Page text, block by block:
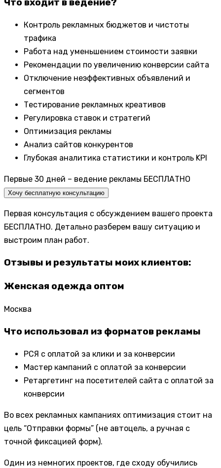
Контроль рекламных бюджетов и чистоты
трафика
Работа над уменьшением стоимости заявки
Рекомендации по увеличению конверсии сайта
Отключение неэффективных объявлений и
сегментов
Тестирование рекламных креативов
Регулировка ставок и стратегий
Оптимизация рекламы
Анализ сайтов конкурентов
Глубокая аналитика статистики и контроль KPI
Первые 30 дней – ведение рекламы БЕСПЛАТНО
Хочу бесплатную консультацию
Первая консультация с обсуждением вашего проекта
БЕСПЛАТНО. Детально разберем вашу ситуацию и
выстроим план работ.
Отзывы и результаты моих клиентов:
Женская одежда оптом
Москва
Что использовал из форматов рекламы
РСЯ с оплатой за клики и за конверсии
Мастер кампаний с оплатой за конверсии
Ретаргетинг на посетителей сайта с оплатой за
конверсии
Во всех рекламных кампаниях оптимизация стоит на
цель “Отправки формы” (не автоцель, а ручная с
точной фиксацией форм).
Один из немногих проектов, где сходу обучились